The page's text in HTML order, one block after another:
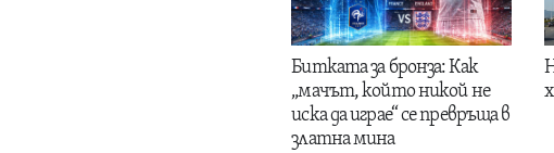
Битката за бронза: Как
„мачът, който никой не
иска да играе“ се превръща в
златна мина